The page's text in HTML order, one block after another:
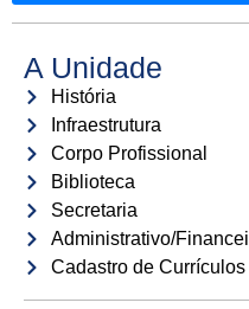
A Unidade
História
Infraestrutura
Corpo Profissional
Biblioteca
Secretaria
Administrativo/
Cadastro de Currículos